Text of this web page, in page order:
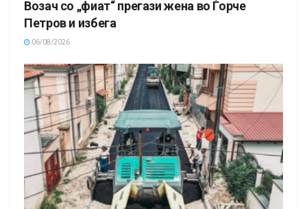
Возач со „фиат“ прегази жена во Ѓорче
Петров и избега
06/08/2026